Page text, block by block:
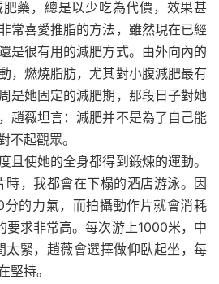
藥，總是以少吃為代價，效果甚
常喜愛推脂的方法，雖然現在已經
是很有用的減肥方式。由外向內的
，燃燒脂肪，尤其對小腹減肥最有
是她固定的減肥期，那段日子對她
趙薇坦言：減肥并不是為了自己能
不起觀眾。
且使她的全身都得到鍛煉的運動。
時，我都會在下榻的酒店游泳。因
的力氣，而拍攝動作片就會消耗
要求非常高。每次游上1000米，中
太緊，趙薇會選擇做仰臥起坐，每
堅持。